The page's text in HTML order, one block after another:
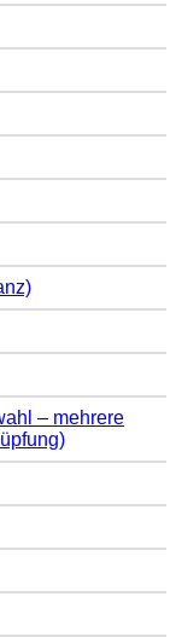
– mehrere